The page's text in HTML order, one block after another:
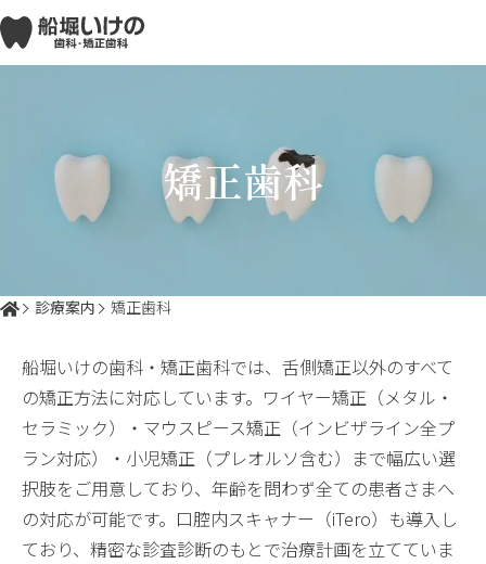
矯正歯科
診療案内 矯正歯科
船堀いけの歯科・矯正歯科では、舌側矯正以外のすべて
の矯正方法に対応しています。ワイヤー矯正（メタル・
セラミック）・マウスピース矯正（インビザライン全プ
ラン対応）・小児矯正（プレオルソ含む）まで幅広い選
択肢をご用意しており、年齢を問わず全ての患者さまへ
の対応が可能です。口腔内スキャナー（iTero）も導入し
ており、精密な診査診断のもとで治療計画を立てていま